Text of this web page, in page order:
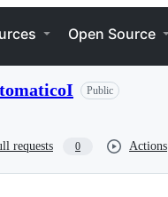
Open Source
Public
requests 0 Actions